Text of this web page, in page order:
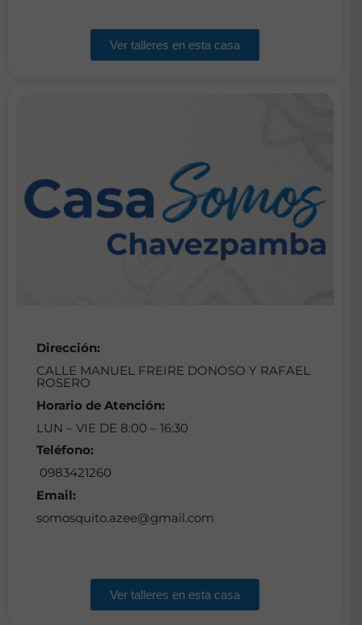
Ver talleres en esta casa
Dirección:
CALLE MANUEL FREIRE DONOSO Y RAFAEL
ROSERO
Horario de Atención:
LUN – VIE DE 8:00 – 16:30
Teléfono:
0983421260
Email:
somosquito.azee@gmail.com
Ver talleres en esta casa